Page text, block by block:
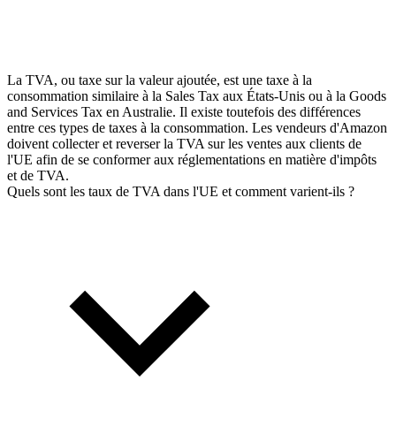
La TVA, ou taxe sur la valeur ajoutée, est une taxe à la
consommation similaire à la Sales Tax aux États-Unis ou à la Goods
and Services Tax en Australie. Il existe toutefois des différences
entre ces types de taxes à la consommation. Les vendeurs d'Amazon
doivent collecter et reverser la TVA sur les ventes aux clients de
l'UE afin de se conformer aux réglementations en matière d'impôts
et de TVA.
Quels sont les taux de TVA dans l'UE et comment varient-ils ?